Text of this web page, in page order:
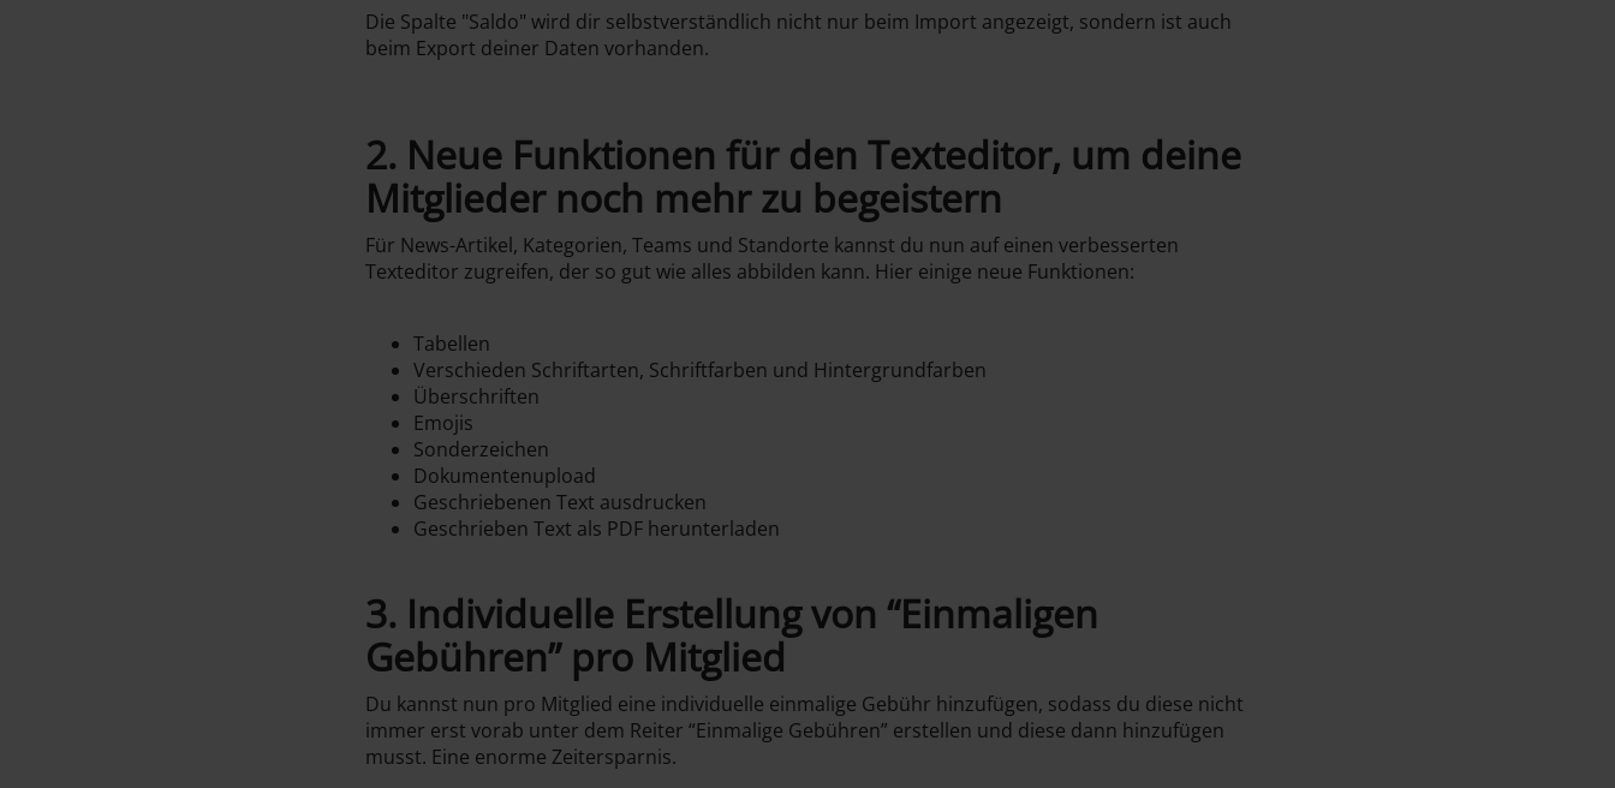
Die Spalte "Saldo" wird dir selbstverständlich nicht nur beim Import angezeigt, sondern ist auch
beim Export deiner Daten vorhanden.
2. Neue Funktionen für den Texteditor, um deine
Mitglieder noch mehr zu begeistern
Für News-Artikel, Kategorien, Teams und Standorte kannst du nun auf einen verbesserten
Texteditor zugreifen, der so gut wie alles abbilden kann. Hier einige neue Funktionen:
Tabellen
Verschieden Schriftarten, Schriftfarben und Hintergrundfarben
Überschriften
Emojis
Sonderzeichen
Dokumentenupload
Geschriebenen Text ausdrucken
Geschrieben Text als PDF herunterladen
3. Individuelle Erstellung von “Einmaligen
Gebühren” pro Mitglied
Du kannst nun pro Mitglied eine individuelle einmalige Gebühr hinzufügen, sodass du diese nicht
immer erst vorab unter dem Reiter “Einmalige Gebühren” erstellen und diese dann hinzufügen
musst. Eine enorme Zeitersparnis.